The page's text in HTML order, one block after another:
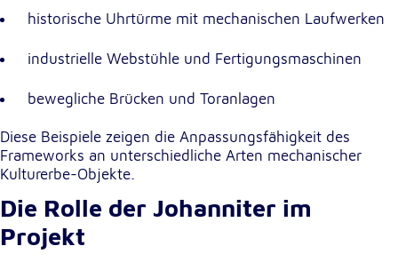
historische Uhrtürme mit mechanischen Laufwerken
industrielle Webstühle und Fertigungsmaschinen
bewegliche Brücken und Toranlagen
Diese Beispiele zeigen die Anpassungsfähigkeit des
Frameworks an unterschiedliche Arten mechanischer
Kulturerbe-Objekte.
Die Rolle der Johanniter im
Projekt